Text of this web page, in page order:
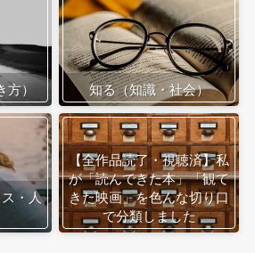
） 知る（知識・社会）
・人
【全作品読了・視聴済】私
が「読んできた本」「観て
きた映画」を色んな切り口
で分類しました